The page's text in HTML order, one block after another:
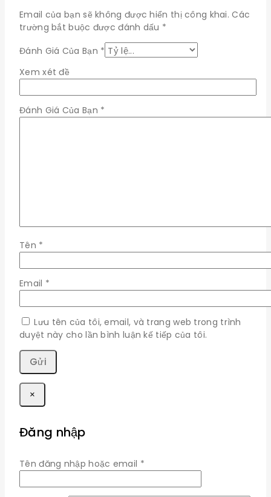
Email của bạn sẽ không được hiển thị công khai. Các
trường bắt buộc được đánh dấu *
Đánh Giá Của Bạn *
Xem xét đề
Đánh Giá Của Bạn *
Tên *
Email *
Lưu tên của tôi, email, và trang web trong trình
duyệt này cho lần bình luận kế tiếp của tôi.
×
Đăng nhập
Tên đăng nhập hoặc email *Bắt